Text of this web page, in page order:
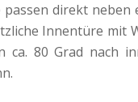
passen direkt neben
Innentüre mit
ca. 80 Grad nach